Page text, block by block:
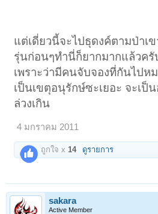
แต่เดี่ยวนี้จะไปธุดงค์ตามป่าเ
รุ่นก่อนๆทำนี่ก็ยากมากแล้วครั
เพราะว่ามีคนจับจองที่กันไปห
เป็นเขตุอนุรักษ์ซะเยอะ จะเป็
ล่วงเกิน
4 มกราคม 2011
ถูกใจ x 14 ดูรายการ
sakara
Active Member